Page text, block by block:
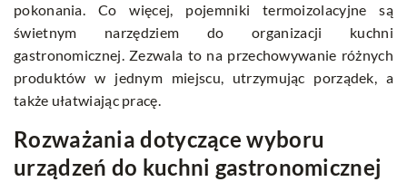
pokonania. Co więcej, pojemniki termoizolacyjne są
świetnym narzędziem do organizacji kuchni
gastronomicznej. Zezwala to na przechowywanie różnych
produktów w jednym miejscu, utrzymując porządek, a
także ułatwiając pracę.
Rozważania dotyczące wyboru
urządzeń do kuchni gastronomicznej